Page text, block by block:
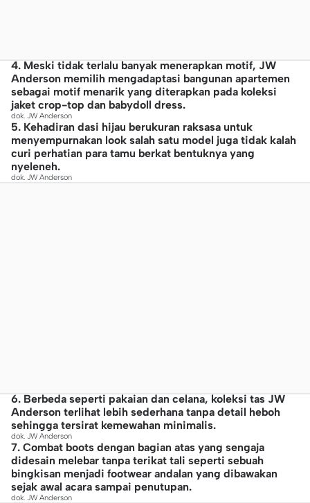
4. Meski tidak terlalu banyak menerapkan motif, JW
Anderson memilih mengadaptasi bangunan apartemen
sebagai motif menarik yang diterapkan pada koleksi
jaket crop-top dan babydoll dress.
dok. JW Anderson
5. Kehadiran dasi hijau berukuran raksasa untuk
menyempurnakan look salah satu model juga tidak kalah
curi perhatian para tamu berkat bentuknya yang
nyeleneh.
dok. JW Anderson
6. Berbeda seperti pakaian dan celana, koleksi tas JW
Anderson terlihat lebih sederhana tanpa detail heboh
sehingga tersirat kemewahan minimalis.
dok. JW Anderson
7. Combat boots dengan bagian atas yang sengaja
didesain melebar tanpa terikat tali seperti sebuah
bingkisan menjadi footwear andalan yang dibawakan
sejak awal acara sampai penutupan.
dok. JW Anderson